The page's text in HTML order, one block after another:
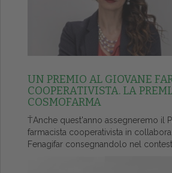
UN PREMIO AL GIOVANE
COOPERATIVISTA. LA
COSMOFARMA
ŤAnche quest'anno assegneremo il
farmacista cooperativista in
Fenagifar consegnandolo nel